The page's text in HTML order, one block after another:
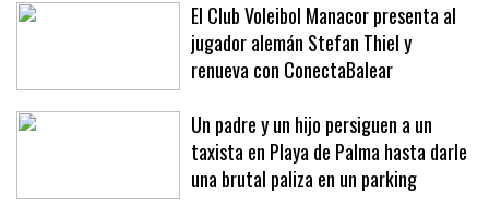
El Club Voleibol Manacor presenta al
jugador alemán Stefan Thiel y
renueva con ConectaBalear
Un padre y un hijo persiguen a un
taxista en Playa de Palma hasta darle
una brutal paliza en un parking